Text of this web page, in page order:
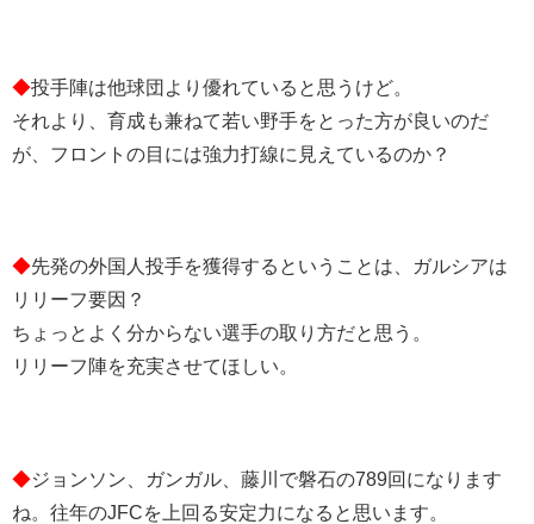
◆投手陣は他球団より優れていると思うけど。
それより、育成も兼ねて若い野手をとった方が良いのだ
が、フロントの目には強力打線に見えているのか？
◆先発の外国人投手を獲得するということは、ガルシアは
リリーフ要因？
ちょっとよく分からない選手の取り方だと思う。
リリーフ陣を充実させてほしい。
◆ジョンソン、ガンガル、藤川で磐石の789回になります
ね。往年のJFCを上回る安定力になると思います。